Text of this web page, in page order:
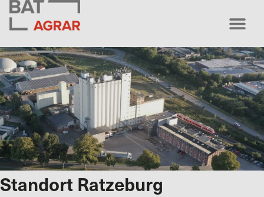
Standort Ratzeburg